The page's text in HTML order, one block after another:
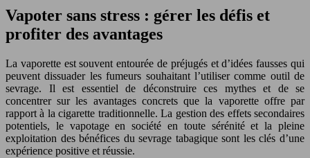
Vapoter sans stress : gérer les défis et
profiter des avantages
La vaporette est souvent entourée de préjugés et d’idées fausses qui
peuvent dissuader les fumeurs souhaitant l’utiliser comme outil de
sevrage. Il est essentiel de déconstruire ces mythes et de se
concentrer sur les avantages concrets que la vaporette offre par
rapport à la cigarette traditionnelle. La gestion des effets secondaires
potentiels, le vapotage en société en toute sérénité et la pleine
exploitation des bénéfices du sevrage tabagique sont les clés d’une
expérience positive et réussie.